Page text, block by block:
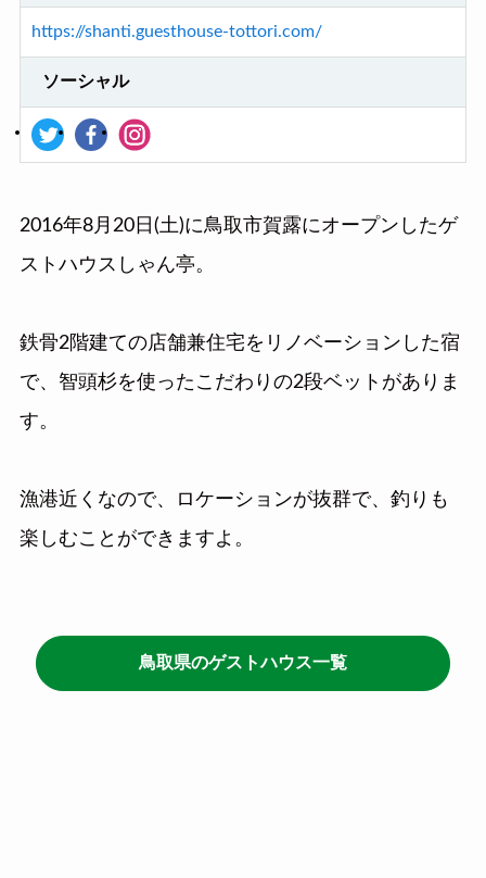
https://shanti.guesthouse-tottori.com/
ソーシャル
2016年8月20日(土)に鳥取市賀露にオープンしたゲ
ストハウスしゃん亭。
鉄骨2階建ての店舗兼住宅をリノベーションした宿
で、智頭杉を使ったこだわりの2段ベットがありま
す。
漁港近くなので、ロケーションが抜群で、釣りも
楽しむことができますよ。
鳥取県のゲストハウス一覧